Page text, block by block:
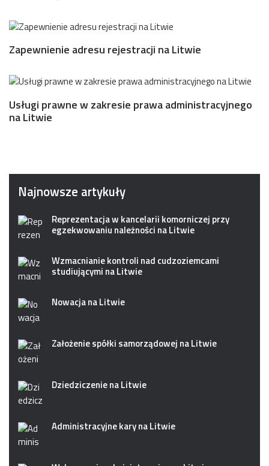
Zapewnienie adresu rejestracji na Litwie
Usługi prawne w zakresie prawa administracyjnego
na Litwie
Najnowsze artykuły
Reprezentacja w kancelarii komorniczej przy
egzekwowaniu należności na Litwie
Wzmacnianie kontroli nad cudzoziemcami
studiującymi na Litwie
Nowacja na Litwie
Założenie spółki samorządowej na Litwie
Dziedziczenie na Litwie
Administracyjne kary na Litwie